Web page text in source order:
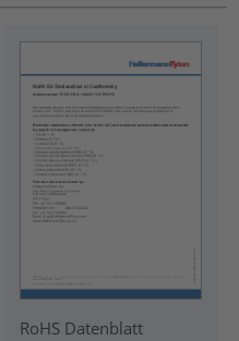
RoHS Datenblatt